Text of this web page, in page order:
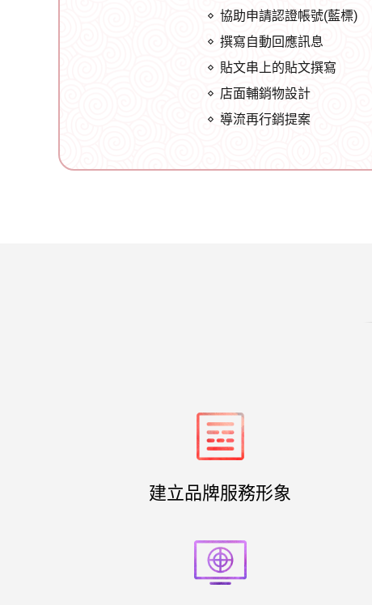
協助申請認證帳號(藍標)
撰寫自動回應訊息
貼文串上的貼文撰寫
店面輔銷物設計
導流再行銷提案
建立品牌服務形象